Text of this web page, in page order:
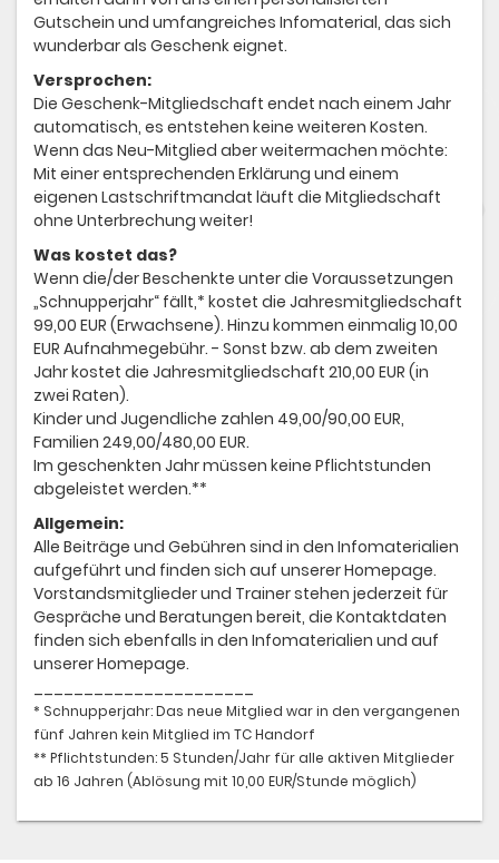
Gutschein und umfangreiches Infomaterial, das sich
wunderbar als Geschenk eignet.
Versprochen:
Die Geschenk-Mitgliedschaft endet nach einem Jahr
automatisch, es entstehen keine weiteren Kosten.
Wenn das Neu-Mitglied aber weitermachen möchte:
Mit einer entsprechenden Erklärung und einem
eigenen Lastschriftmandat läuft die Mitgliedschaft
ohne Unterbrechung weiter!
Was kostet das?
Wenn die/der Beschenkte unter die Voraussetzungen
„Schnupperjahr“ fällt,* kostet die Jahresmitgliedschaft
99,00 EUR (Erwachsene). Hinzu kommen einmalig 10,00
EUR Aufnahmegebühr. - Sonst bzw. ab dem zweiten
Jahr kostet die Jahresmitgliedschaft 210,00 EUR (in
zwei Raten).
Kinder und Jugendliche zahlen 49,00/90,00 EUR,
Familien 249,00/480,00 EUR.
Im geschenkten Jahr müssen keine Pflichtstunden
abgeleistet werden.**
Allgemein:
Alle Beiträge und Gebühren sind in den Infomaterialien
aufgeführt und finden sich auf unserer Homepage.
Vorstandsmitglieder und Trainer stehen jederzeit für
Gespräche und Beratungen bereit, die Kontaktdaten
finden sich ebenfalls in den Infomaterialien und auf
unserer Homepage.
* Schnupperjahr: Das neue Mitglied war in den vergangenen
fünf Jahren kein Mitglied im TC Handorf
** Pflichtstunden: 5 Stunden/Jahr für alle aktiven Mitglieder
ab 16 Jahren (Ablösung mit 10,00 EUR/Stunde möglich)